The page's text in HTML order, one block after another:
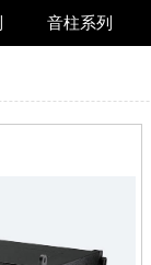
音柱系列